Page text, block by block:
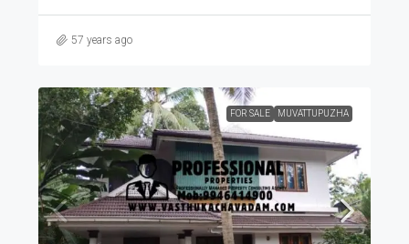
57 years ago
FOR SALE MUVATTUPUZHA